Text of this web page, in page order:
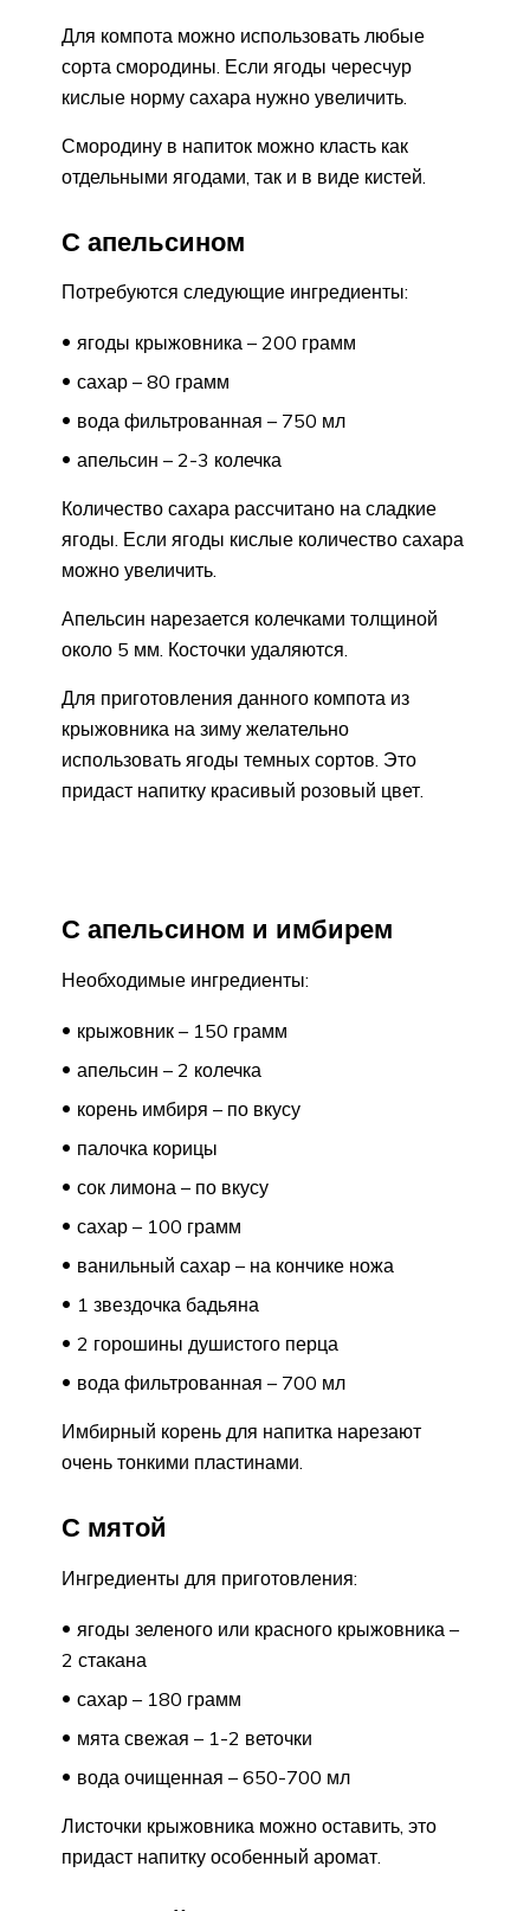
Для компота можно использовать любые
сорта смородины. Если ягоды чересчур
кислые норму сахара нужно увеличить.
Смородину в напиток можно класть как
отдельными ягодами, так и в виде кистей.
С апельсином
Потребуются следующие ингредиенты:
ягоды крыжовника – 200 грамм
сахар – 80 грамм
вода фильтрованная – 750 мл
апельсин – 2-3 колечка
Количество сахара рассчитано на сладкие
ягоды. Если ягоды кислые количество сахара
можно увеличить.
Апельсин нарезается колечками толщиной
около 5 мм. Косточки удаляются.
Для приготовления данного компота из
крыжовника на зиму желательно
использовать ягоды темных сортов. Это
придаст напитку красивый розовый цвет.
С апельсином и имбирем
Необходимые ингредиенты:
крыжовник – 150 грамм
апельсин – 2 колечка
корень имбиря – по вкусу
палочка корицы
сок лимона – по вкусу
сахар – 100 грамм
ванильный сахар – на кончике ножа
1 звездочка бадьяна
2 горошины душистого перца
вода фильтрованная – 700 мл
Имбирный корень для напитка нарезают
очень тонкими пластинами.
С мятой
Ингредиенты для приготовления:
ягоды зеленого или красного крыжовника –
2 стакана
сахар – 180 грамм
мята свежая – 1-2 веточки
вода очищенная – 650-700 мл
Листочки крыжовника можно оставить, это
придаст напитку особенный аромат.